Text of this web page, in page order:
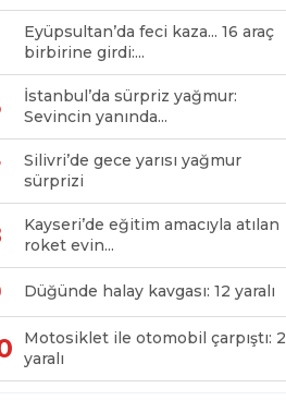
Eyüpsultan’da feci kaza... 16 araç
birbirine girdi:...
İstanbul’da sürpriz yağmur:
Sevincin yanında...
Silivri’de gece yarısı yağmur
sürprizi
Kayseri’de eğitim amacıyla atılan
roket evin...
Düğünde halay kavgası: 12 yaralı
Motosiklet ile otomobil çarpıştı: 2
yaralı